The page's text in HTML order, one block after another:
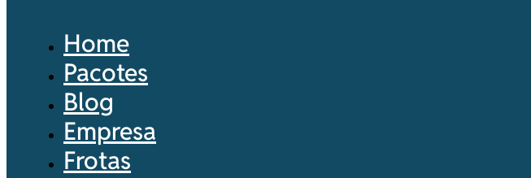
Home
Pacotes
Blog
Empresa
Frotas